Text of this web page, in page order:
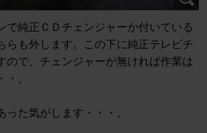
で純正ＣＤチェンジャーか付いている
らも外します。この下に純正テレビチ
ので、チェンジャーが無ければ作業は
・。
った気がします・・・。